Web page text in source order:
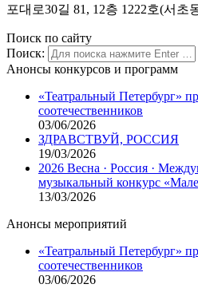
포대로30길 81, 12층 1222호(서초
Поиск по сайту
Поиск:
Анонсы конкурсов и программ
«Театральный Петербург»
соотечественников
03/06/2026
ЗДРАВСТВУЙ, РОССИЯ
19/03/2026
2026 Весна · Россия ·
музыкальный конкурс
13/03/2026
Анонсы мероприятий
«Театральный Петербург»
соотечественников
03/06/2026